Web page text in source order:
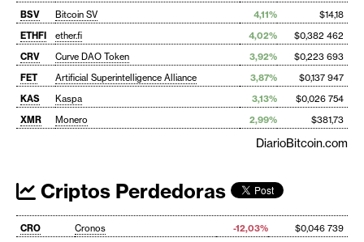
BSV
Bitcoin SV 4,11%
$14,18
ETHFI
ether.fi 4,02%
$0,382 462
CRV
Curve DAO Token 3,92%
$0,223 693
FET
Artificial Superintelligence Alliance 3,87%
$0,137 947
KAS
Kaspa 3,13%
$0,026 754
XMR
Monero 2,99% $381,73
DiarioBitcoin.com
Criptos Perdedoras
CRO Cronos -12,03%
$0,046 739